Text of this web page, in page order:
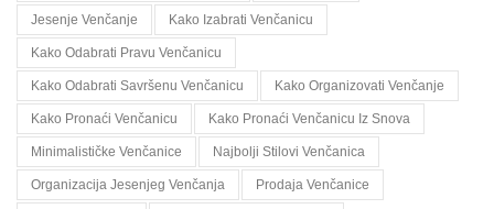
Jesenje Venčanje Kako Izabrati Venčanicu
Kako Odabrati Pravu Venčanicu
Kako Odabrati Savršenu Venčanicu Kako Organizovati Venčanje
Kako Pronaći Venčanicu Kako Pronaći Venčanicu Iz Snova
Minimalističke Venčanice Najbolji Stilovi Venčanica
Organizacija Jesenjeg Venčanja Prodaja Venčanice